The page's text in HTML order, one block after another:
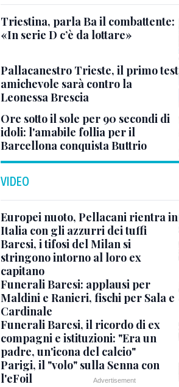
Triestina, parla Ba il combattente:
«In serie D c’è da lottare»
Pallacanestro Trieste, il primo test
amichevole sarà contro la
Leonessa Brescia
Ore sotto il sole per 90 secondi di
idoli: l'amabile follia per il
Barcellona conquista Buttrio
VIDEO
Europei nuoto, Pellacani rientra in
Italia con gli azzurri dei tuffi
Baresi, i tifosi del Milan si
stringono intorno al loro ex
capitano
Funerali Baresi: applausi per
Maldini e Ranieri, fischi per Sala e
Cardinale
Funerali Baresi, il ricordo di ex
compagni e istituzioni: "Era un
padre, un'icona del calcio"
Parigi, il "volo" sulla Senna con
l'eFoil